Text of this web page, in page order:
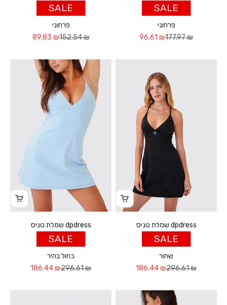
SALE
פרחוני
Sale price
89.83 ₪Regular price
152.54 ₪
SALE
פרחוני
Sale price
96.61 ₪Regular price
177.97 ₪
שמלת טניס dpdress
SALE
כחול בהיר
Sale price
186.44 ₪Regular price
296.61 ₪
שמלת טניס dpdress
SALE
שחור
Sale price
186.44 ₪Regular price
296.61 ₪